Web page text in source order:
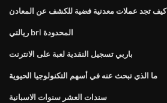
كيف تجد عملات معدنية فضية للكشف عن المعادن
ريالتي brl المحدودة
باربي تسجيل النقدية لعبة على الانترنت
ما الذي تبحث عنه في أسهم التكنولوجيا الحيوية
سندات العشر سنوات الاسبانية